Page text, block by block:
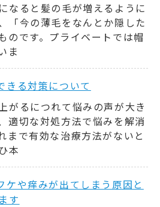
なると髪の毛が増えるように
「今の薄毛をなんとか隠した
のです。プライベートでは帽
ま
きる対策について
がるにつれて悩みの声が大き
適切な対処方法で悩みを解消
まで有効な治療方法がないと
本
ケや痒みが出てしまう原因と
す